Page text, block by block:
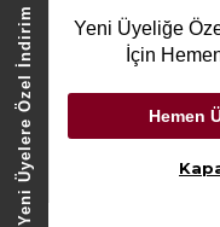
Yeni Üyelere Özel İndirim Yeni Üyeliğe
İçin
Hemen